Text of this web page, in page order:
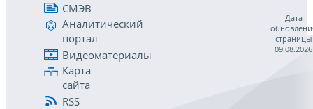
СМЭВ
Аналитический
портал
Видеоматериалы
Карта
сайта
RSS
Дата
страницы
09.08.2026